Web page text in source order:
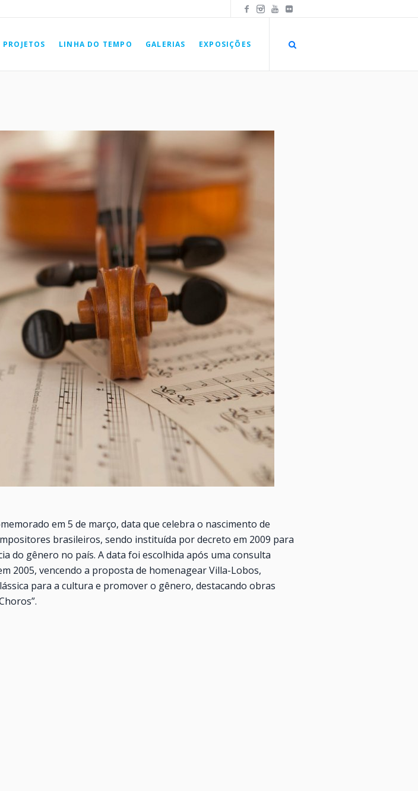
PROJETOS LINHA DO TEMPO GALERIAS EXPOSIÇÕES
em 5 de março, data que celebra o nascimento de
brasileiros, sendo instituída por decreto em 2009 para
do gênero no país. A data foi escolhida após uma consulta
2005, vencendo a proposta de homenagear Villa-Lobos,
para a cultura e promover o gênero, destacando obras